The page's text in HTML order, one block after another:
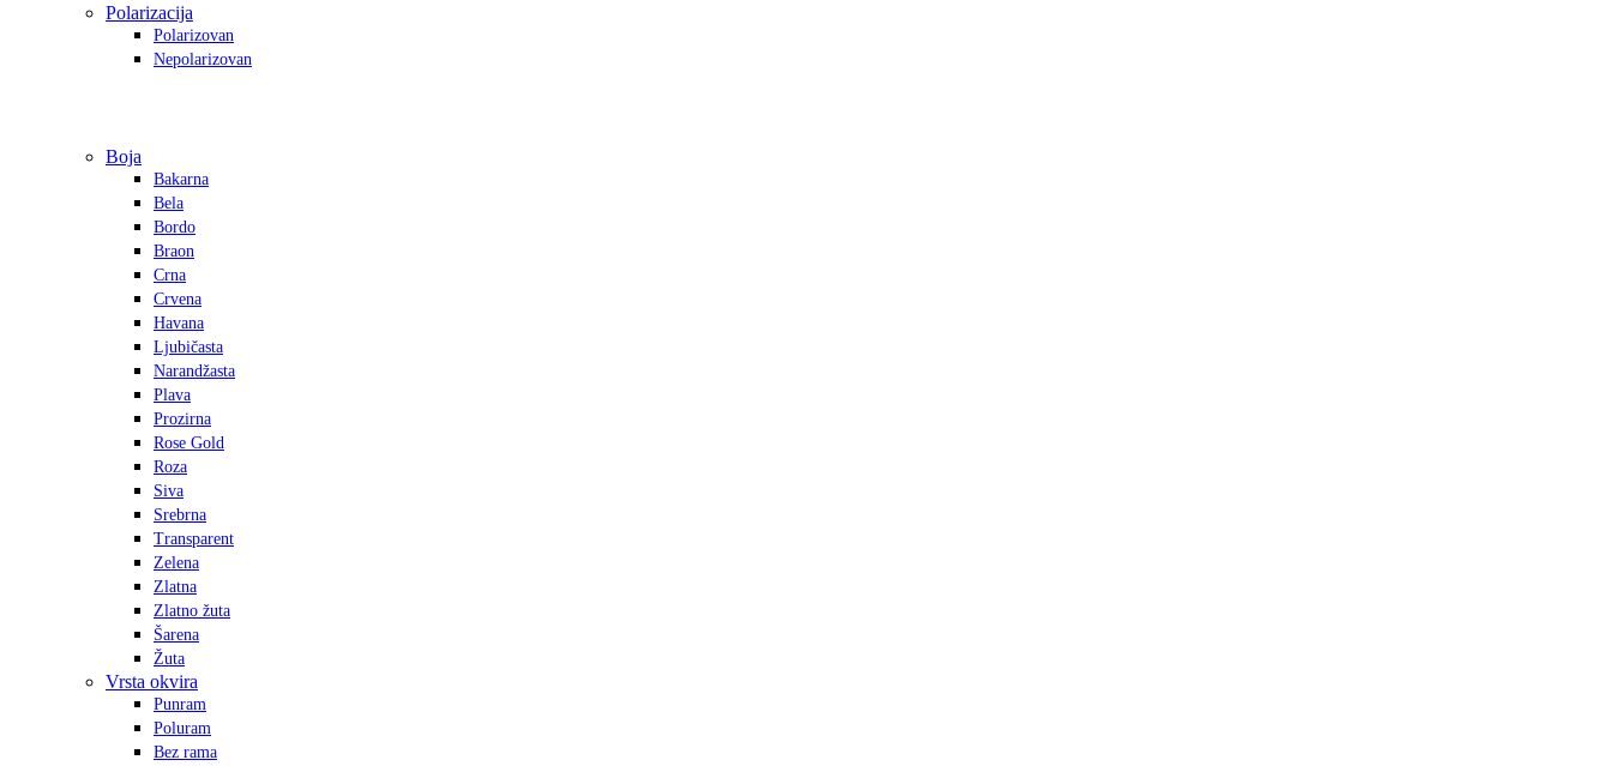
Polarizacija
Polarizovan
Nepolarizovan
Boja
Bakarna
Bela
Bordo
Braon
Crna
Crvena
Havana
Ljubičasta
Narandžasta
Plava
Prozirna
Rose Gold
Roza
Siva
Srebrna
Transparent
Zelena
Zlatna
Zlatno žuta
Šarena
Žuta
Vrsta okvira
Punram
Poluram
Bez rama